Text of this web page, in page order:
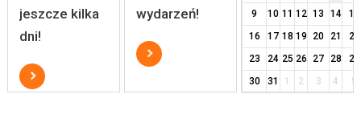
jeszcze kilka
dni!
wydarzeń!
9
10 11 12 13 14
15
16
17 18 19 20 21
22
23
24 25 26 27 28
29
30
31 1 2 3 4 5